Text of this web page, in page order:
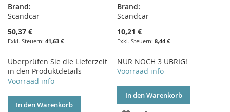
Brand:
Scandcar
50,37 €
41,63 €
Überprüfen Sie die Lieferzeit
in den Produktdetails
Voorraad info
In den Warenkorb
Brand:
Scandcar
10,21 €
8,44 €
NUR NOCH 3 ÜBRIG!
Voorraad info
In den Warenkorb